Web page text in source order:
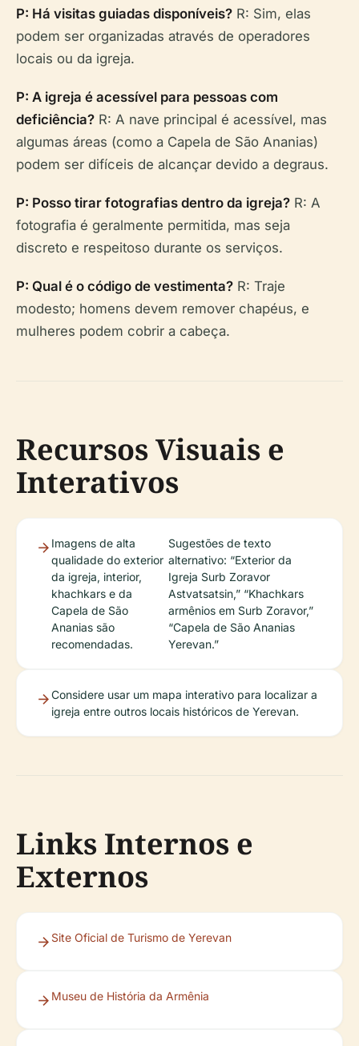
P: Há visitas guiadas disponíveis? R: Sim, elas
podem ser organizadas através de operadores
locais ou da igreja.
P: A igreja é acessível para pessoas com
deficiência? R: A nave principal é acessível, mas
algumas áreas (como a Capela de São Ananias)
podem ser difíceis de alcançar devido a degraus.
P: Posso tirar fotografias dentro da igreja? R: A
fotografia é geralmente permitida, mas seja
discreto e respeitoso durante os serviços.
P: Qual é o código de vestimenta? R: Traje
modesto; homens devem remover chapéus, e
mulheres podem cobrir a cabeça.
Recursos Visuais e
Interativos
Imagens de alta
qualidade do exterior
da igreja, interior,
khachkars e da
Capela de São
Ananias são
recomendadas.
Sugestões de texto
alternativo: “Exterior da
Igreja Surb Zoravor
Astvatsatsin,” “Khachkars
armênios em Surb Zoravor,”
“Capela de São Ananias
Yerevan.”
Considere usar um mapa interativo para localizar a
igreja entre outros locais históricos de Yerevan.
Links Internos e
Externos
Site Oficial de Turismo de Yerevan
Museu de História da Armênia